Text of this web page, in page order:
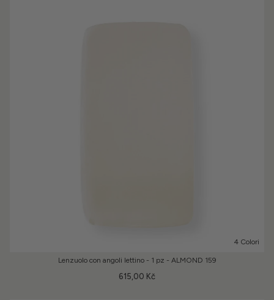
4 Colori
Lenzuolo con angoli lettino - 1 pz - ALMOND 159
615,00 Kč